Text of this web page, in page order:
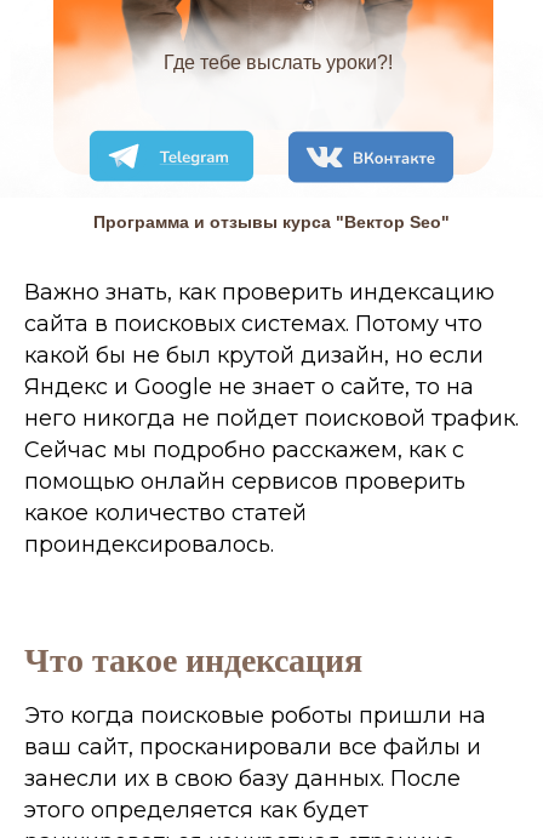
Где тебе выслать уроки?!
Программа и отзывы курса "Вектор Seo"
4 этапа
Этап № 1
Продолжительность
урока 20 мин 41 сек
ПРОГРАММА КУРСА
После которых ты точно
поймешь как устроенно SEO-
продвижение
КЕЙСЫ И ОТЗЫВЫ
МОИХ УЧЕНИКОВ
Говорят сами за себя. Они
И это все классическое белое
SEO, которое будет работать
всегда, как бы не изменились
алгоритмы поисковых систем
Не уверен, что бесплатная
инфа может быть полезной?!
и забирай
бесплатный курс
Важно знать, как проверить индексацию
сайта в поисковых системах. Потому что
какой бы не был крутой дизайн, но если
Яндекс и Google не знает о сайте, то на
него никогда не пойдет поисковой трафик.
Сейчас мы подробно расскажем, как с
помощью онлайн сервисов проверить
какое количество статей
проиндексировалось.
Что такое индексация
Это когда поисковые роботы пришли на
ваш сайт, просканировали все файлы и
занесли их в свою базу данных. После
этого определяется как будет